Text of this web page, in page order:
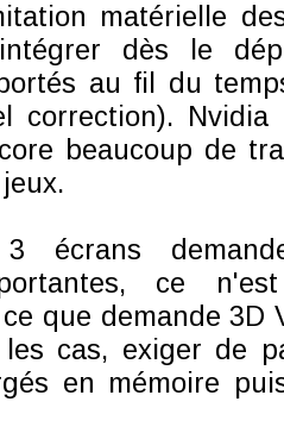
matérielle
dès le
au fil du
correction).
beaucoup de
écrans
ce
que demande 3D
cas, exiger de
en mémoire